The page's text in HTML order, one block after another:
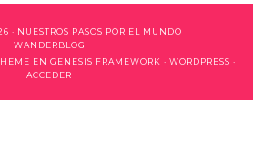
· NUESTROS PASOS POR EL MUNDO
WANDERBLOG
EN GENESIS FRAMEWORK · WORDPRESS ·
ACCEDER